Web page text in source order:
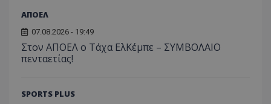
ΑΠΟΕΛ
07.08.2026 - 19:49
Στον ΑΠΟΕΛ ο Τάχα ΕλΚέμπε – ΣΥΜΒΟΛΑΙΟ
πενταετίας!
SPORTS PLUS